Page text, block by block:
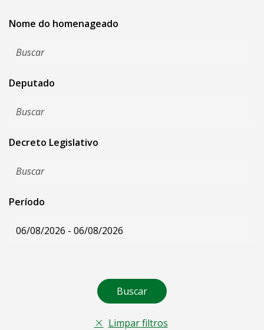
Nome do homenageado
Deputado
Decreto Legislativo
Período
Buscar
Limpar filtros